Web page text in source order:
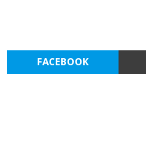
FACEBOOK